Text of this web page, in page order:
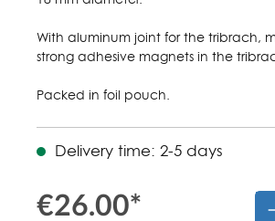
With aluminum joint for the tribrach,
strong adhesive magnets in the
Packed in foil pouch.
Delivery time: 2-5 days
€26.00*